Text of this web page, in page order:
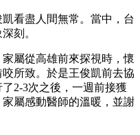
看盡人間無常。當中，台
刻。
屬從高雄前來探視時，懷
所致。於是王俊凱前去協
2-3次之後，一週前接獲
屬感動醫師的溫暖，並謝